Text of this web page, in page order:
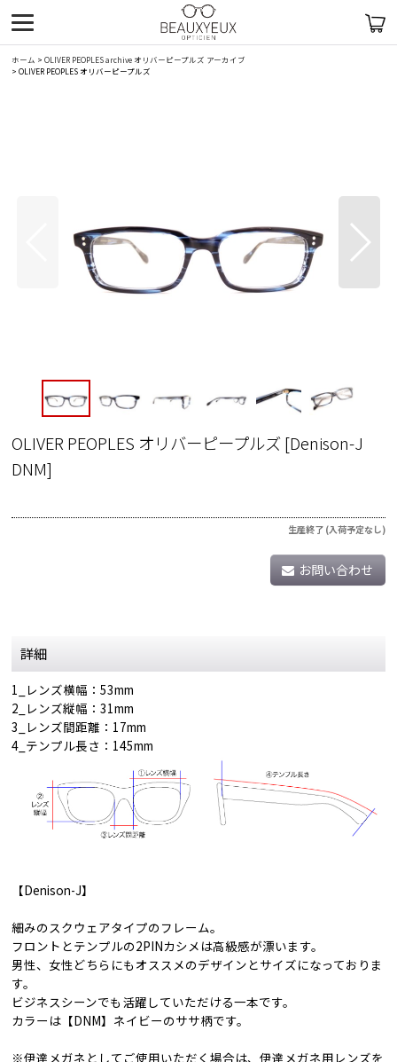
ホーム > OLIVER PEOPLES archive オリバーピープルズ アーカイブ
> OLIVER PEOPLES オリバーピープルズ
OLIVER PEOPLES オリバーピープルズ[Denison-J
DNM]
生産終了 (入荷予定なし)
お問い合わせ
詳細
1_レンズ横幅：53mm
2_レンズ縦幅：31mm
3_レンズ間距離：17mm
4_テンプル長さ：145mm
【Denison-J】
細みのスクウェアタイプのフレーム。
フロントとテンプルの2PINカシメは高級感が漂います。
男性、女性どちらにもオススメのデザインとサイズになっておりま
す。
ビジネスシーンでも活躍していただける一本です。
カラーは【DNM】ネイビーのササ柄です。
※伊達メガネとしてご使用いただく場合は、伊達メガネ用レンズを